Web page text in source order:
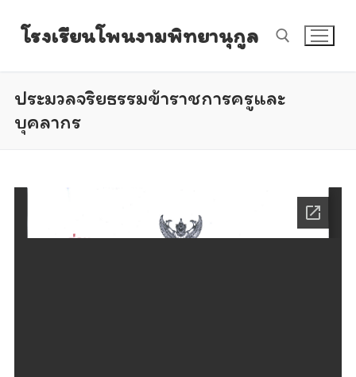
โรงเรียนโพนงามพิทยานุกูล
Search for:
ประมวลจริยธรรมข้าราชการครูและ
บุคลากร